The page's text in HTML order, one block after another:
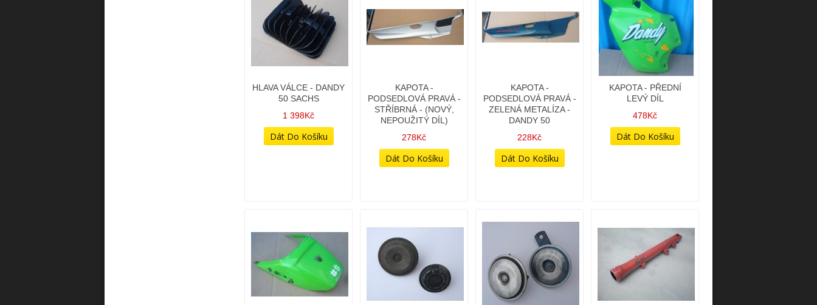
HLAVA VÁLCE - DANDY
50 SACHS
1 398Kč
KAPOTA -
PODSEDLOVÁ PRAVÁ -
STŘÍBRNÁ - (NOVÝ,
NEPOUŽITÝ DÍL)
278Kč
KAPOTA -
PODSEDLOVÁ PRAVÁ -
ZELENÁ METALÍZA -
DANDY 50
228Kč
KAPOTA - PŘEDNÍ
LEVÝ DÍL
478Kč